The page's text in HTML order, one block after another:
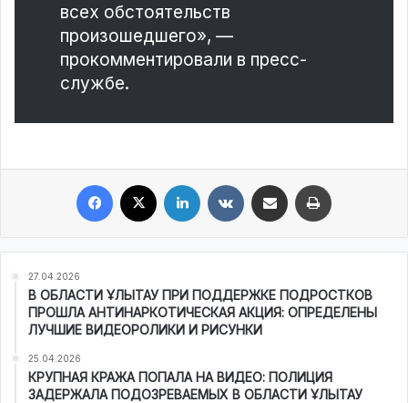
всех обстоятельств
произошедшего», —
прокомментировали в пресс-
службе.
27.04.2026
В ОБЛАСТИ ҰЛЫТАУ ПРИ ПОДДЕРЖКЕ ПОДРОСТКОВ
ПРОШЛА АНТИНАРКОТИЧЕСКАЯ АКЦИЯ: ОПРЕДЕЛЕНЫ
ЛУЧШИЕ ВИДЕОРОЛИКИ И РИСУНКИ
25.04.2026
КРУПНАЯ КРАЖА ПОПАЛА НА ВИДЕО: ПОЛИЦИЯ
ЗАДЕРЖАЛА ПОДОЗРЕВАЕМЫХ В ОБЛАСТИ ҰЛЫТАУ